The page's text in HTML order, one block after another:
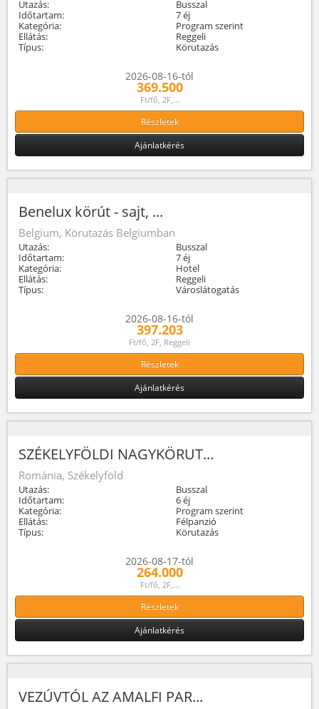
Utazás:
Busszal
Időtartam:
7 éj
Kategória:
Program szerint
Ellátás:
Reggeli
Típus:
Körutazás
2026-08-16-tól
369.500
Ft/fő, 2F,...
Részletek
Ajánlatkérés
Benelux körút - sajt, ...
Belgium, Körutazás Belgiumban
Utazás:
Busszal
Időtartam:
7 éj
Kategória:
Hotel
Ellátás:
Reggeli
Típus:
Városlátogatás
2026-08-16-tól
397.203
Ft/fő, 2F, Reggeli
Részletek
Ajánlatkérés
SZÉKELYFÖLDI NAGYKÖRUT...
Románia, Székelyföld
Utazás:
Busszal
Időtartam:
6 éj
Kategória:
Program szerint
Ellátás:
Félpanzió
Típus:
Körutazás
2026-08-17-tól
264.000
Ft/fő, 2F,...
Részletek
Ajánlatkérés
VEZÚVTÓL AZ AMALFI PAR...